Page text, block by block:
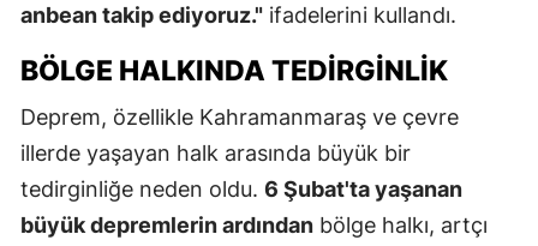
anbean takip ediyoruz." ifadelerini kullandı.
BÖLGE HALKINDA TEDIRGINLIK
Deprem, özellikle Kahramanmaraş ve çevre
illerde yaşayan halk arasında büyük bir
tedirginliğe neden oldu. 6 Şubat'ta yaşanan
büyük depremlerin ardından bölge halkı, artçı